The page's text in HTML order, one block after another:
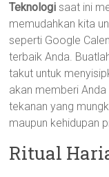
Teknologi saat ini
memudahkan kita
seperti Google
terbaik Anda.
takut untuk
akan memberi
tekanan yang
maupun kehidupan
Ritual